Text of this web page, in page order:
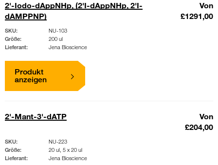
2'-Iodo-dAppNHp, (2'I-dAppNHp, 2'I-
dAMPPNP)
Von
£1291,00
SKU:
NU-103
Größe:
200 ul
Lieferant:
Jena Bioscience
Produkt
anzeigen
2'-Mant-3'-dATP
Von
£204,00
SKU:
NU-223
Größe:
20 ul, 5 x 20 ul
Lieferant:
Jena Bioscience